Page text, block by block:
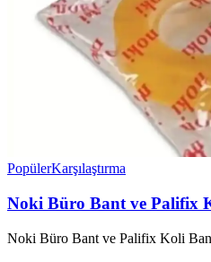
PopülerKarşılaştırma
Noki Büro Bant ve Palifix
Noki Büro Bant ve Palifix Koli